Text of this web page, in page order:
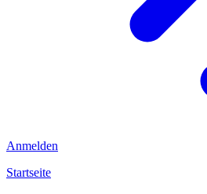
Anmelden
Startseite